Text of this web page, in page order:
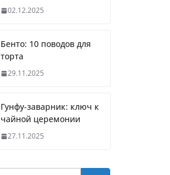
02.12.2025
Бенто: 10 поводов для
торта
29.11.2025
Гунфу-заварник: ключ к
чайной церемонии
27.11.2025